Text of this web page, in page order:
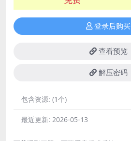
登录后购买
查看预览
解压密码
包含资源: (1个)
最近更新: 2026-05-13